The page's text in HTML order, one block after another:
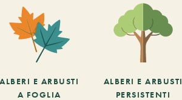
ALBERI E ARBUSTI
A FOGLIA
ALBERI E ARBUSTI
PERSISTENTI